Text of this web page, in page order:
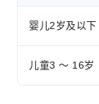
上网服务
前台服务
婴儿2岁及以下
儿童3 ～ 16岁